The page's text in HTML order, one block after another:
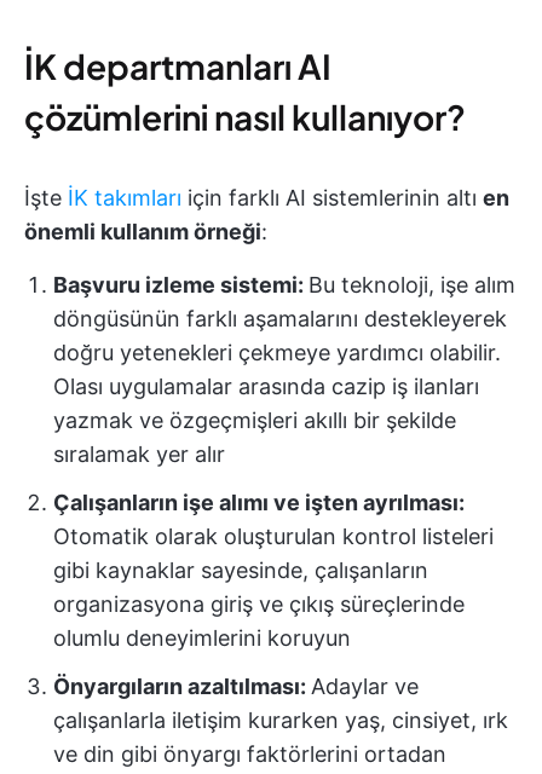
İK departmanları AI
çözümlerini nasıl kullanıyor?
İşte İK takımları için farklı AI sistemlerinin altı en
önemli kullanım örneği:
Başvuru izleme sistemi: Bu teknoloji, işe alım
döngüsünün farklı aşamalarını destekleyerek
doğru yetenekleri çekmeye yardımcı olabilir.
Olası uygulamalar arasında cazip iş ilanları
yazmak ve özgeçmişleri akıllı bir şekilde
sıralamak yer alır
Çalışanların işe alımı ve işten ayrılması:
Otomatik olarak oluşturulan kontrol listeleri
gibi kaynaklar sayesinde, çalışanların
organizasyona giriş ve çıkış süreçlerinde
olumlu deneyimlerini koruyun
Önyargıların azaltılması: Adaylar ve
çalışanlarla iletişim kurarken yaş, cinsiyet, ırk
ve din gibi önyargı faktörlerini ortadan